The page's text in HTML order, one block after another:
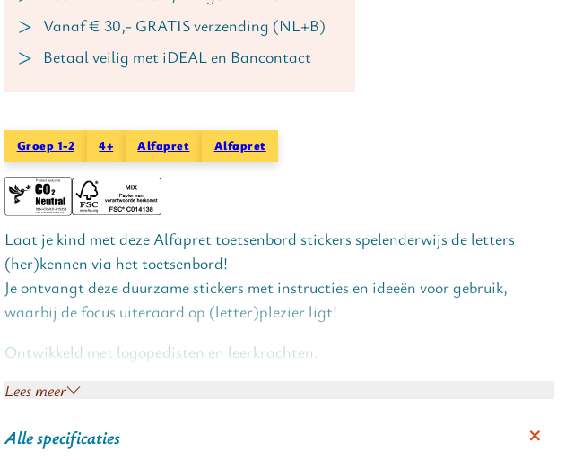
Vanaf € 30,- GRATIS verzending (NL+B)
Betaal veilig met iDEAL en Bancontact
Groep 1-2 4+ Alfapret Alfapret
Laat je kind met deze Alfapret toetsenbord stickers spelenderwijs de letters
(her)kennen via het toetsenbord!
Je ontvangt deze duurzame stickers met instructies en ideeën voor gebruik,
waarbij de focus uiteraard op (letter)plezier ligt!
Ontwikkeld met logopedisten en leerkrachten.
Voordelen:
Lees meer
Alle specificaties